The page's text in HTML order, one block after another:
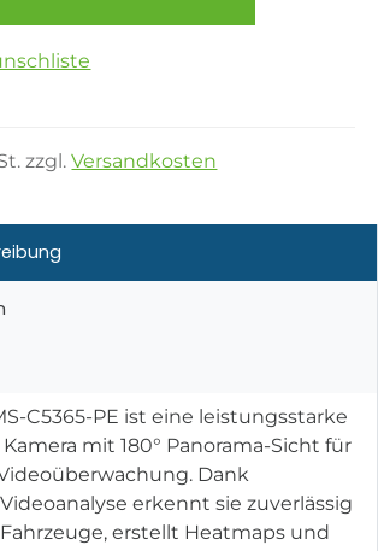
zzgl.Versandkosten
C5365-PE ist eine leistungsstarke
mit 180° Panorama-Sicht für
Dank
erkennt sie zuverlässig
erstellt Heatmaps und